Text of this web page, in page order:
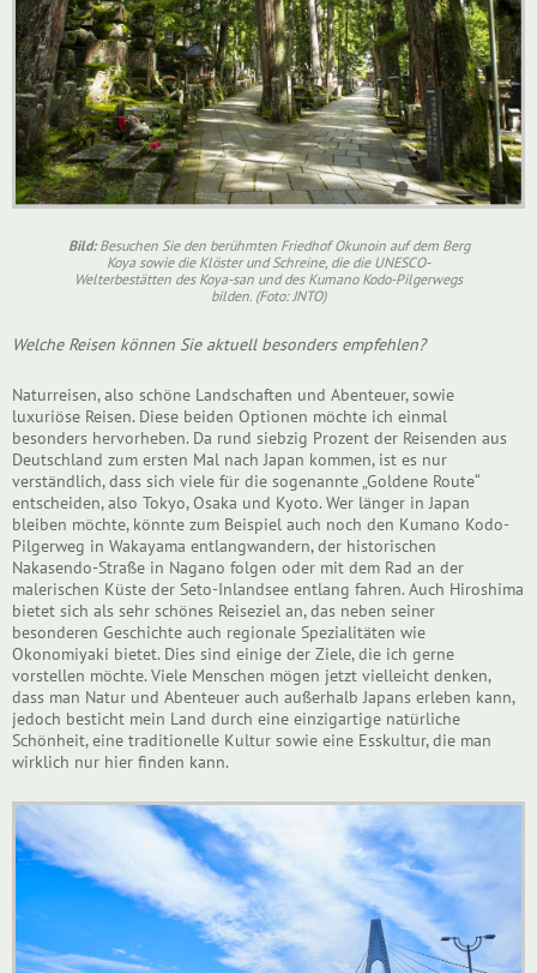
Bild:Besuchen Sie den berühmten Friedhof Okunoin auf dem Berg
Koya sowie die Klöster und Schreine, die die UNESCO-
Welterbestätten des Koya-san und des Kumano Kodo-Pilgerwegs
bilden. (Foto: JNTO)
Welche Reisen können Sie aktuell besonders empfehlen?
Naturreisen, also schöne Landschaften und Abenteuer, sowie
luxuriöse Reisen. Diese beiden Optionen möchte ich einmal
besonders hervorheben. Da rund siebzig Prozent der Reisenden aus
Deutschland zum ersten Mal nach Japan kommen, ist es nur
verständlich, dass sich viele für die sogenannte „Goldene Route“
entscheiden, also Tokyo, Osaka und Kyoto. Wer länger in Japan
bleiben möchte, könnte zum Beispiel auch noch den Kumano Kodo-
Pilgerweg in Wakayama entlangwandern, der historischen
Nakasendo-Straße in Nagano folgen oder mit dem Rad an der
malerischen Küste der Seto-Inlandsee entlang fahren. Auch Hiroshima
bietet sich als sehr schönes Reiseziel an, das neben seiner
besonderen Geschichte auch regionale Spezialitäten wie
Okonomiyaki bietet. Dies sind einige der Ziele, die ich gerne
vorstellen möchte. Viele Menschen mögen jetzt vielleicht denken,
dass man Natur und Abenteuer auch außerhalb Japans erleben kann,
jedoch besticht mein Land durch eine einzigartige natürliche
Schönheit, eine traditionelle Kultur sowie eine Esskultur, die man
wirklich nur hier finden kann.